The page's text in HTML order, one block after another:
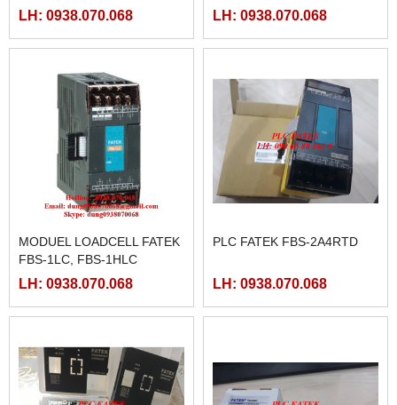
FBS-CM25E,FBS-CM55E,
LH: 0938.070.068
CB25, FBS-CB55
LH: 0938.070.068
MODUEL LOADCELL FATEK
FBS-1LC, FBS-1HLC
LH: 0938.070.068
PLC FATEK FBS-2A4RTD
LH: 0938.070.068